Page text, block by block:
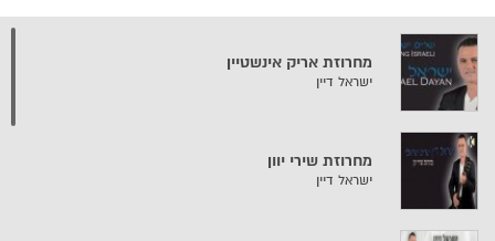
מחרוזת אריק אינשטיין
ישראל דיין
מחרוזת שירי יוון
ישראל דיין